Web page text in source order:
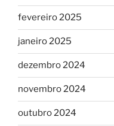
fevereiro 2025
janeiro 2025
dezembro 2024
novembro 2024
outubro 2024